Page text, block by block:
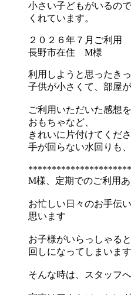
小さい子どもがいるの
くれています。
２０２６年７月ご利用
長野市在住 M様
利用しようと思ったき
子供が小さくて、部屋
ご利用いただいた感想
おもちゃなど、
きれいに片付けてくだ
手が回らない水回りも
M様、定期でのご利用
お忙しい日々のお手伝
思います
お子様がいらっしゃる
回しになってしまいます
そんな時は、スタッフ